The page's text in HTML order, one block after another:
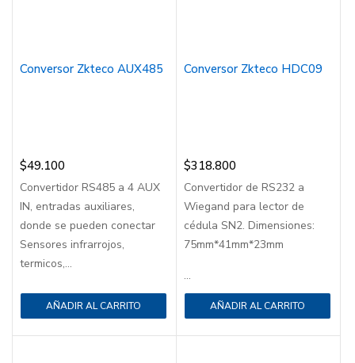
Conversor Zkteco AUX485
$49.100
Convertidor RS485 a 4 AUX
IN, entradas auxiliares,
donde se pueden conectar
Sensores infrarrojos,
termicos,...
AÑADIR AL CARRITO
Conversor Zkteco HDC09
$318.800
Convertidor de RS232 a
Wiegand para lector de
cédula SN2. Dimensiones:
75mm*41mm*23mm
...
AÑADIR AL CARRITO